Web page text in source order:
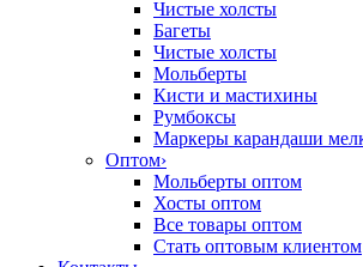
Чистые холсты
Багеты
Чистые холсты
Мольберты
Кисти и мастихины
Румбоксы
Маркеры карандаши
Оптом›
Мольберты оптом
Хосты оптом
Все товары оптом
Стать оптовым клиентом